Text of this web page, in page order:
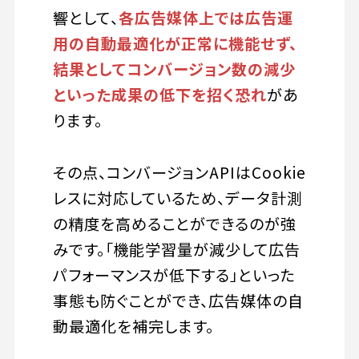
響として、各広告媒体上では広告運
用の自動最適化が正常に機能せず、
結果としてコンバージョン数の減少
といった成果の低下を招く恐れがあ
ります。
その点、コンバージョンAPIはCookie
レスに対応しているため、データ計測
の精度を高めることができるのが強
みです。「機能学習量が減少して広告
パフォーマンスが低下する」といった
事態も防ぐことができ、広告媒体の自
動最適化を補完します。